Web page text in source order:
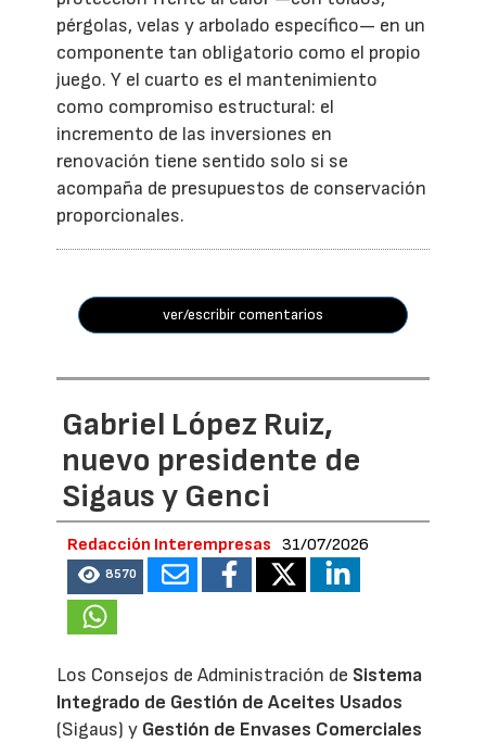
pérgolas, velas y arbolado específico— en un
componente tan obligatorio como el propio
juego. Y el cuarto es el mantenimiento
como compromiso estructural: el
incremento de las inversiones en
renovación tiene sentido solo si se
acompaña de presupuestos de conservación
proporcionales.
ver/escribir comentarios
Gabriel López Ruiz,
nuevo presidente de
Sigaus y Genci
Redacción Interempresas 31/07/2026
8570
Los Consejos de Administración de Sistema
Integrado de Gestión de Aceites Usados
(Sigaus) y Gestión de Envases Comerciales